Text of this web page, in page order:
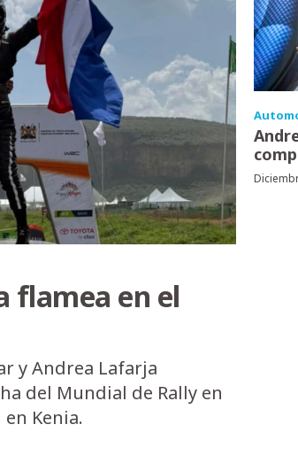
flamea en el
y Andrea Lafarja
del Mundial de Rally en
Kenia.